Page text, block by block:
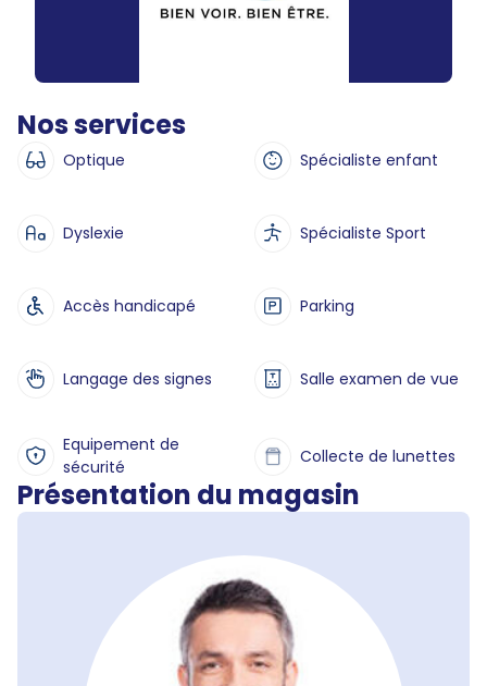
Nos services
Optique Spécialiste enfant
Dyslexie Spécialiste Sport
Accès handicapé Parking
Langage des signes Salle examen de vue
Equipement de
sécurité
Collecte de lunettes
Présentation du magasin